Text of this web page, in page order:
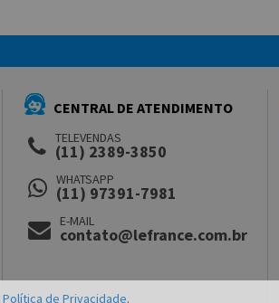
Política de Privacidade.
CENTRAL DE ATENDIMENTO
TELEVENDAS
(11) 2389-3850
WHATSAPP
(11) 97391-7981
E-MAIL
contato@lefrance.com.br